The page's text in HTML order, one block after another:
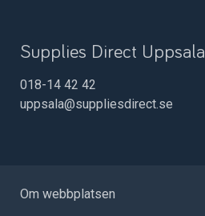
Supplies Direct Uppsala
018-14 42 42
uppsala@suppliesdirect.se
Om webbplatsen